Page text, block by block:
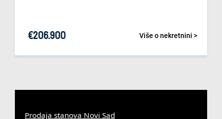
Više o nekretnini >
€206.900
Prodaja stanova Novi Sad